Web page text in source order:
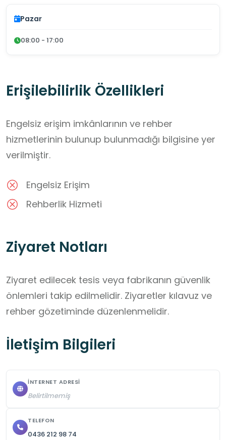
Pazar
08:00 - 17:00
Erişilebilirlik Özellikleri
Engelsiz erişim imkânlarının ve rehber
hizmetlerinin bulunup bulunmadığı bilgisine yer
verilmiştir.
Engelsiz Erişim
Rehberlik Hizmeti
Ziyaret Notları
Ziyaret edilecek tesis veya fabrikanın güvenlik
önlemleri takip edilmelidir. Ziyaretler kılavuz ve
rehber gözetiminde düzenlenmelidir.
İletişim Bilgileri
İNTERNET ADRESI
Belirtilmemiş
TELEFON
0436 212 98 74